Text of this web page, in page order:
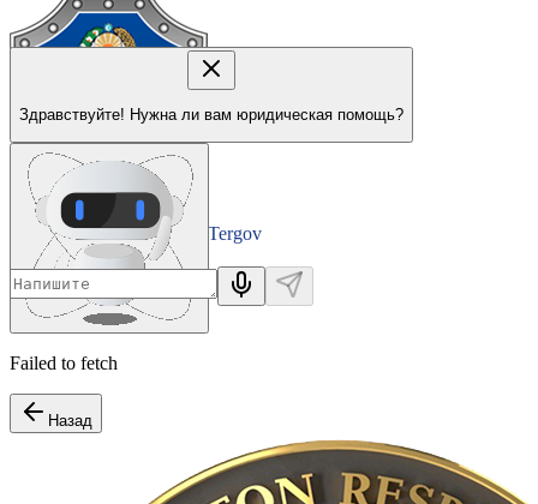
Tergov
Departamenti
Здравствуйте! Нужна ли вам юридическая помощь?
Failed to fetch
Назад